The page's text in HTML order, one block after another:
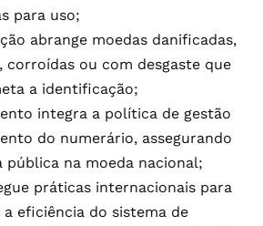
para uso;
abrange moedas danificadas,
corroídas ou com desgaste que
a identificação;
integra a política de gestão
do numerário, assegurando
pública na moeda nacional;
práticas internacionais para
a eficiência do sistema de